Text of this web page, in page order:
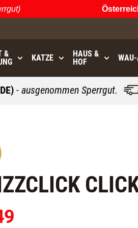
&
KATZE
HAUS &
HOF
- ausgenommen Sperrgut.